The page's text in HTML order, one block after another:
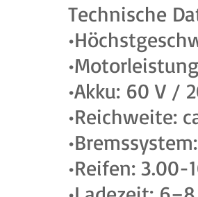
Technische
•Akku: 60 V /
•Reichweite:
•Reifen: 3.00-